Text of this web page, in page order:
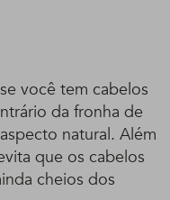
você tem cabelos
da fronha de
natural. Além
que os cabelos
cheios dos